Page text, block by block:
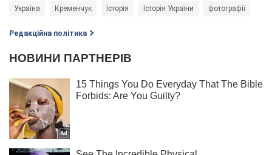
Україна Кременчук Історія Історія України фотографії
Редакційна політика